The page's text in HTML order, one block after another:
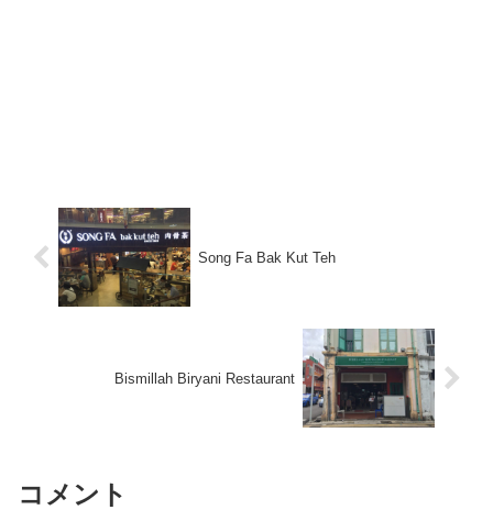
Song Fa Bak Kut Teh
Bismillah Biryani Restaurant
コメント